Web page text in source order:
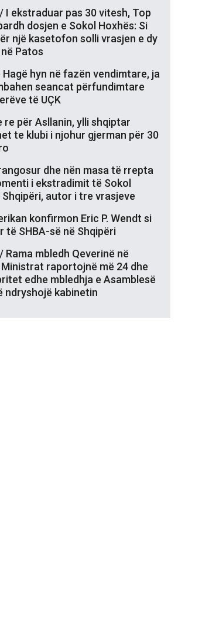
I ekstraduar pas 30 vitesh, Top
dosjen e Sokol Hoxhës: Si
një kasetofon solli vrasjen e dy
Patos
hyn në fazën vendimtare, ja
seancat përfundimtare
të UÇK
re për Asllanin, ylli shqiptar
te klubi i njohur gjerman për 30
dhe nën masa të rrepta
i ekstradimit të Sokol
Shqipëri, autor i tre vrasjeve
konfirmon Eric P. Wendt si
të SHBA-së në Shqipëri
Rama mbledh Qeverinë në
raportojnë më 24 dhe
edhe mbledhja e Asamblesë
ndryshojë kabinetin